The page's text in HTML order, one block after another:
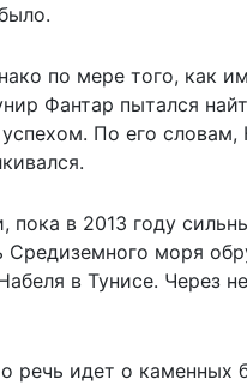
по мере того, как
Фантар пытался
По его
в 2013 году
моря
в Тунисе. Через
речь идет о каменных